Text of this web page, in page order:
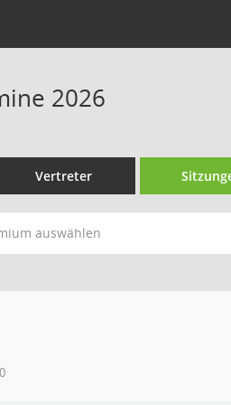
2026
Vertreter
auswählen